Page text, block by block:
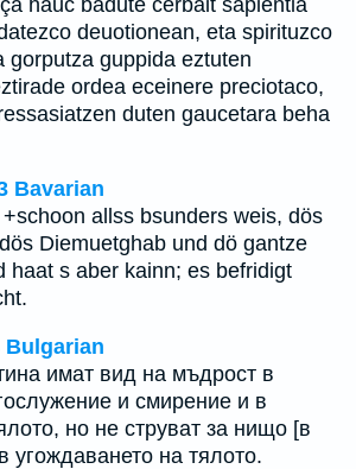
deuotionean, eta spirituzco
gorputza guppida eztuten
ordea eceinere preciotaco,
duten gaucetara beha
Bavarian
allss bsunders weis, dös
Diemuetghab und dö gantze
haat s aber kainn; es befridigt
Bulgarian
имат вид на мъдрост в
и смирение и в
но не струват за нищо [в
угождаването на тялото.